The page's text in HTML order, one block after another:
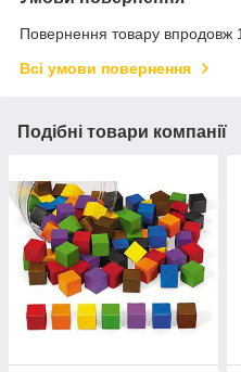
Повернення товару впродовж
Всі умови повернення
Подібні товари компанії